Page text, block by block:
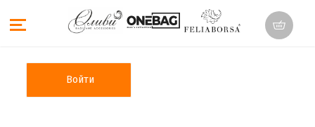
Войти